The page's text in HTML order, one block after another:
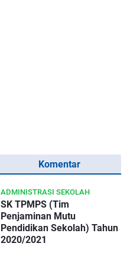
Komentar
ADMINISTRASI SEKOLAH
SK TPMPS (Tim
Penjaminan Mutu
Pendidikan Sekolah) Tahun
2020/2021